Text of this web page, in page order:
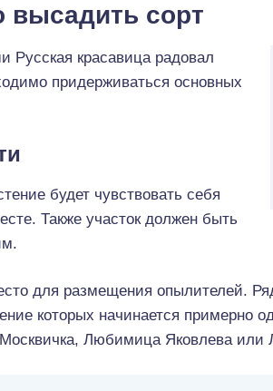
высадить сорт
Русская красавица радовал
придерживаться основных
будет чувствовать себя
Также участок должен быть
для размещения опылителей.
которых начинается примерно
Москвичка, Любимица Яковлева или